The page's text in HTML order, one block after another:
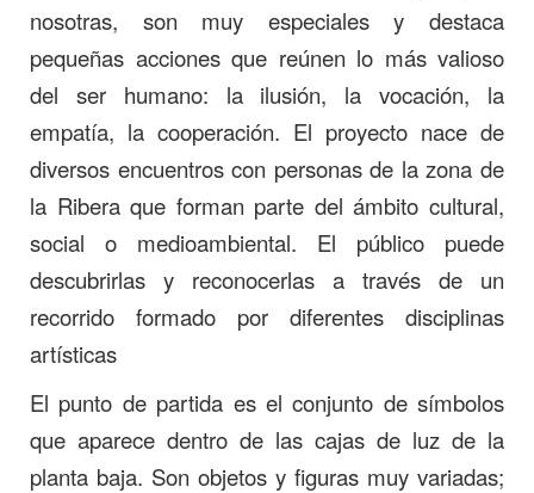
nosotras, son muy especiales y destaca
pequeñas acciones que reúnen lo más valioso
del ser humano: la ilusión, la vocación, la
empatía, la cooperación. El proyecto nace de
diversos encuentros con personas de la zona de
la Ribera que forman parte del ámbito cultural,
social o medioambiental. El público puede
descubrirlas y reconocerlas a través de un
recorrido formado por diferentes disciplinas
artísticas
El punto de partida es el conjunto de símbolos
que aparece dentro de las cajas de luz de la
planta baja. Son objetos y figuras muy variadas;